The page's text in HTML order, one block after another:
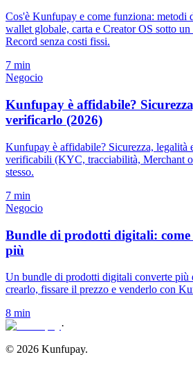
Cos'è Kunfupay e come funziona: metodi
wallet globale, carta e Creator OS sotto
Record senza costi fissi.
7 min
Negocio
Kunfupay è affidabile?
verificarlo (2026)
Kunfupay è affidabile? Sicurezza, legalità
verificabili (KYC, tracciabilità, Merchant
stesso.
7 min
Negocio
Bundle di prodotti digitali: come
più
Un bundle di prodotti digitali converte più
crearlo, fissare il prezzo e venderlo con
8 min
·
© 2026 Kunfupay.